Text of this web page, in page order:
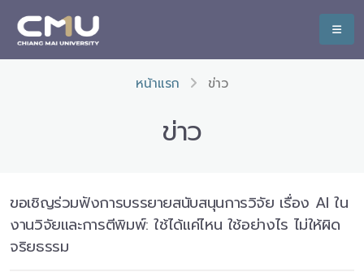
หน้าแรก ข่าว
ข่าว
ขอเชิญร่วมฟังการบรรยายสนับสนุนการวิจัย เรื่อง AI ใน
งานวิจัยและการตีพิมพ์: ใช้ได้แค่ไหน ใช้อย่างไร ไม่ให้ผิด
จริยธรรม